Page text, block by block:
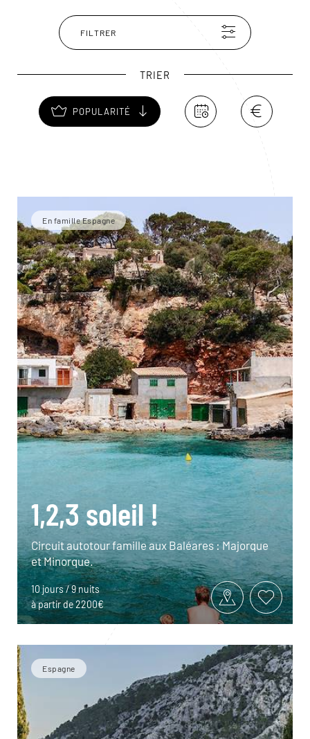
Valldemosa, si chère à Chopin. Au Sud des paysages de
falaises, des forêts de pins et de genévriers, des criques
paisibles… très loin du tourisme de masse.
FILTRER
TRIER
POPULARITÉ
En famille Espagne
1,2,3 soleil !
Circuit autotour famille aux Baléares : Majorque
et Minorque.
10 jours / 9 nuits
à partir de 2200€
Espagne